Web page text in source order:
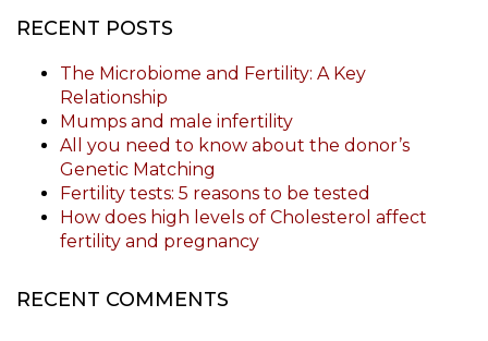
RECENT POSTS
The Microbiome and Fertility: A Key
Relationship
Mumps and male infertility
All you need to know about the donor’s
Genetic Matching
Fertility tests: 5 reasons to be tested
How does high levels of Cholesterol affect
fertility and pregnancy
RECENT COMMENTS